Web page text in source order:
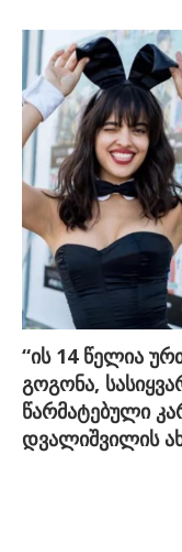
“ის 14 წელია
გოგონა,
წარმატებული
დვალიშვილის